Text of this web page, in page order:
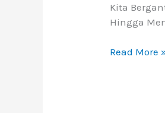
Kita
Hingga
Read More